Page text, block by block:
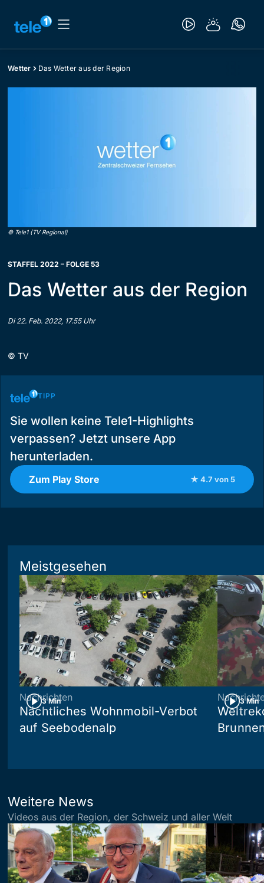
Wetter Das Wetter aus der Region
© Tele1 (TV Regional)
STAFFEL 2022 – FOLGE 53
Das Wetter aus der Region
Di 22. Feb. 2022, 17.55 Uhr
© TV
TIPP
Sie wollen keine Tele1-Highlights
verpassen? Jetzt unsere App
herunterladen.
Zum Play Store ★ 4.7 von 5
Meistgesehen
3 Min
Nachrichten
Nächtliches Wohnmobil-Verbot
auf Seebodenalp
3 Min
Weitere News
Videos aus der Region, der Schweiz und aller Welt